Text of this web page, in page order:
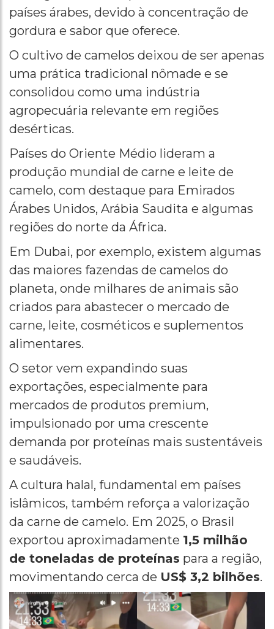
países árabes, devido à concentração de
gordura e sabor que oferece.
O cultivo de camelos deixou de ser apenas
uma prática tradicional nômade e se
consolidou como uma indústria
agropecuária relevante em regiões
desérticas.
Países do Oriente Médio lideram a
produção mundial de carne e leite de
camelo, com destaque para Emirados
Árabes Unidos, Arábia Saudita e algumas
regiões do norte da África.
Em Dubai, por exemplo, existem algumas
das maiores fazendas de camelos do
planeta, onde milhares de animais são
criados para abastecer o mercado de
carne, leite, cosméticos e suplementos
alimentares.
O setor vem expandindo suas
exportações, especialmente para
mercados de produtos premium,
impulsionado por uma crescente
demanda por proteínas mais sustentáveis
e saudáveis.
A cultura halal, fundamental em países
islâmicos, também reforça a valorização
da carne de camelo. Em 2025, o Brasil
exportou aproximadamente 1,5 milhão
de toneladas de proteínas para a região,
movimentando cerca de US$ 3,2 bilhões.